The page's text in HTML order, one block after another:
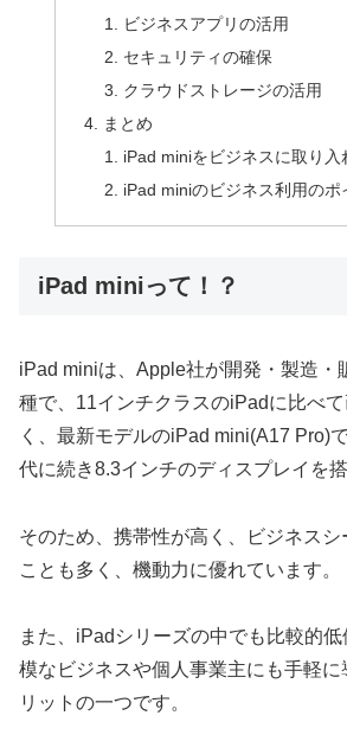
ビジネスアプリの活用
セキュリティの確保
クラウドストレージの活用
まとめ
iPad miniをビジネスに取り入
iPad miniのビジネス利用のポ
iPad miniって！？
iPad miniは、Apple社が開発・製造・
種で、11インチクラスのiPadに比べ
く、最新モデルのiPad mini(A17 Pro)
代に続き8.3インチのディスプレイを
そのため、携帯性が高く、ビジネス
ことも多く、機動力に優れています。
また、iPadシリーズの中でも比較的
模なビジネスや個人事業主にも手軽に
リットの一つです。